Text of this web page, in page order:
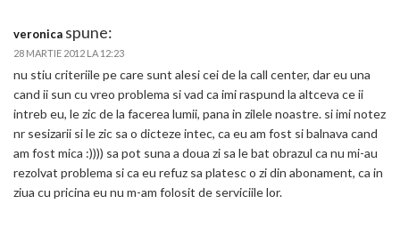
veronica spune:
28 MARTIE 2012 LA 12:23
nu stiu criteriile pe care sunt alesi cei de la call center, dar eu una
cand ii sun cu vreo problema si vad ca imi raspund la altceva ce ii
intreb eu, le zic de la facerea lumii, pana in zilele noastre. si imi notez
nr sesizarii si le zic sa o dicteze intec, ca eu am fost si balnava cand
am fost mica :)))) sa pot suna a doua zi sa le bat obrazul ca nu mi-au
rezolvat problema si ca eu refuz sa platesc o zi din abonament, ca in
ziua cu pricina eu nu m-am folosit de serviciile lor.